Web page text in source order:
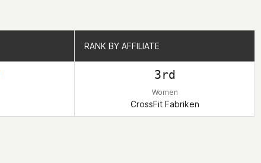
RANK BY AFFILIATE
3rd
Women
CrossFit Fabriken
RANK BY AFFILIATE